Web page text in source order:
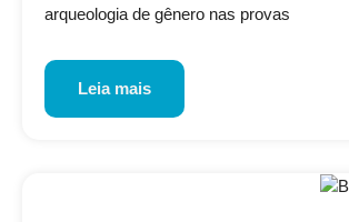
arqueologia de gênero nas provas
Leia mais